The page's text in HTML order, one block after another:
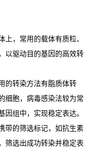
，常用的载体有质粒、
以驱动目的基因的高效转
的转染方法有脂质体转
细胞，病毒感染法较为常
组中，实现稳定表达。
带的筛选标记，如抗生素
筛选出成功转染并稳定表